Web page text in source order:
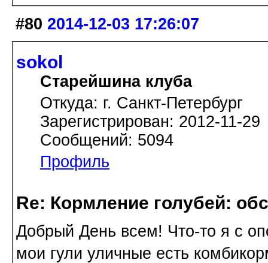
#80 2014-12-03 17:26:07
sokol
Старейшина клуба
Откуда: г. Санкт-Петербург
Зарегистрирован: 2012-11-29
Сообщений: 5094
Профиль
Re: Кормление голубей:
Добрый День всем! Что-то я с
мои гули уличные есть